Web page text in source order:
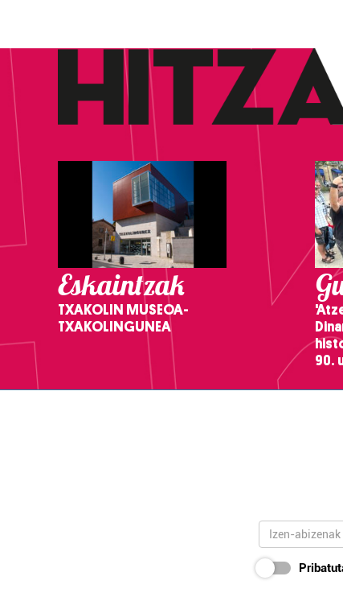
Eskaintzak
TXAKOLIN MUSEOA-
TXAKOLINGUNEA
90.